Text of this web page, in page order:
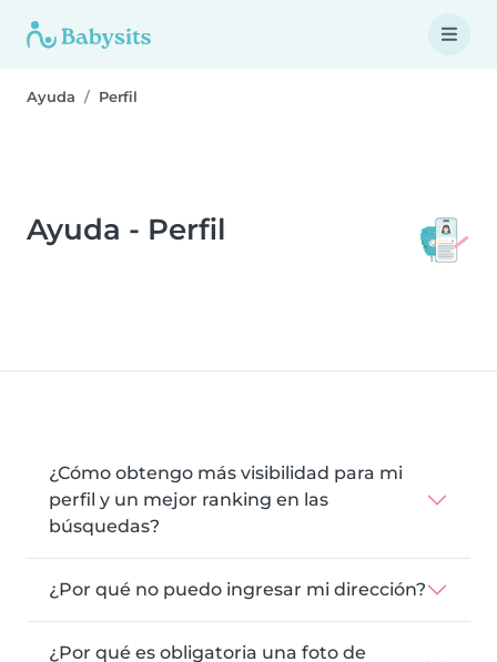
Ayuda Perfil
Ayuda - Perfil
¿Cómo obtengo más visibilidad para mi
perfil y un mejor ranking en las
búsquedas?
¿Por qué no puedo ingresar mi dirección?
¿Por qué es obligatoria una foto de